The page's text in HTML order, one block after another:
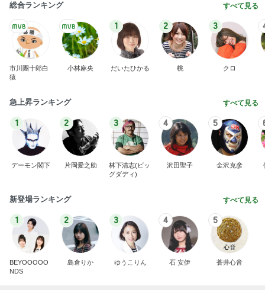
総合ランキング すべて見る
市川團十郎白
猿
小林麻央
1
だいたひかる
2
桃
3
クロ
急上昇ランキング すべて見る
1
デーモン閣下
2
片岡愛之助
3
林下清志(ビッ
グダディ)
4
沢田聖子
5
金沢克彦
新登場ランキング すべて見る
1
BEYOOOOO
NDS
2
島倉りか
3
ゆうこりん
4
石 安伊
5
蒼井心音